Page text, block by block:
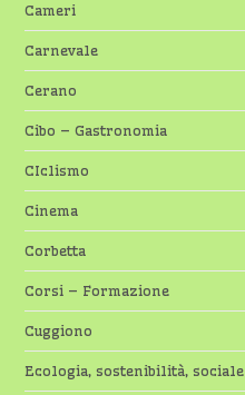
Cameri
Carnevale
Cerano
Cibo – Gastronomia
CIclismo
Cinema
Corbetta
Corsi – Formazione
Cuggiono
Ecologia, sostenibilità, sociale